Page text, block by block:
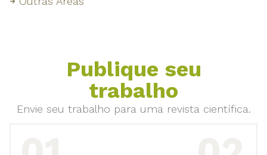
Publique seu
trabalho
Envie seu trabalho para uma revista científica.